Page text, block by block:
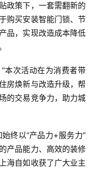
政策下，一套需翻新的
购买安装智能门锁、节
品，实现改造成本降低
本次活动在为消费者带
房焕新与改造升级，帮
的交易竞争力，助力城
终以“产品力+服务力”
产品能力、高效的装修
海自如收获了广大业主